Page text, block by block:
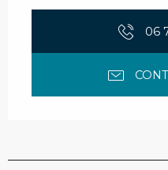
06